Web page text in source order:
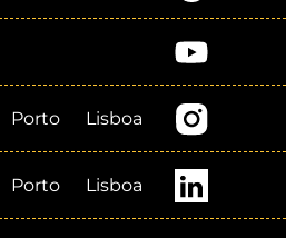
Porto Lisboa
Porto Lisboa